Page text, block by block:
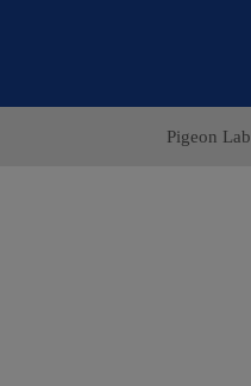
Pigeon Lab